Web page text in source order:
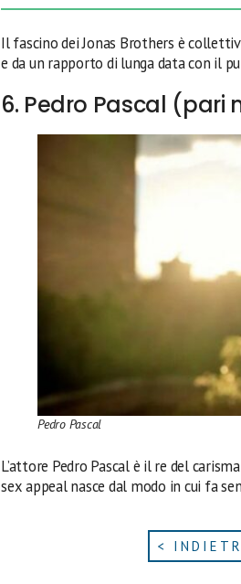
Il fascino dei Jonas Brothers è
e da un rapporto di lunga data con il
6. Pedro Pascal (pari
Pedro Pascal
L’attore Pedro Pascal è il re del
sex appeal nasce dal modo in cui fa
<